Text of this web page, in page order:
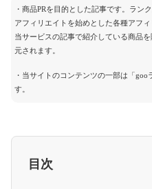
・商品PRを目的とした記事です。ラン
アフィリエイトを始めとした各種アフ
当サービスの記事で紹介している商品
元されます。
・当サイトのコンテンツの一部は「
す。
目次